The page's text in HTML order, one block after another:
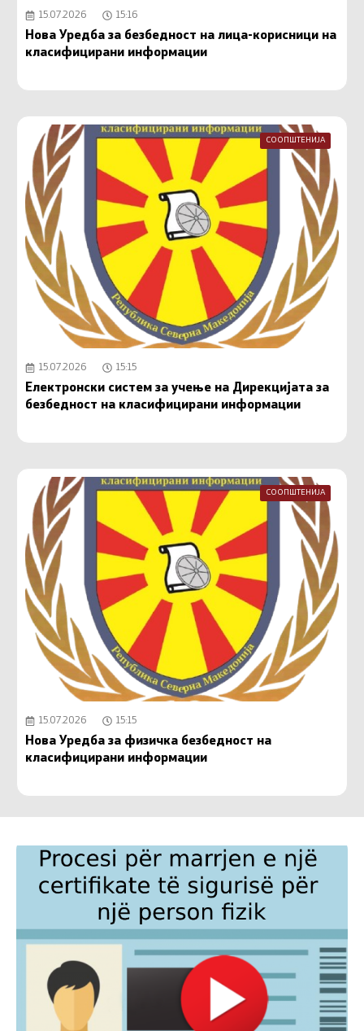
15.07.2026 15:16
Нова Уредба за безбедност на лица-корисници на
класифицирани информации
СООПШТЕНИЈА
15.07.2026 15:15
Електронски систем за учење на Дирекцијата за
безбедност на класифицирани информации
СООПШТЕНИЈА
15.07.2026 15:15
Нова Уредба за физичка безбедност на
класифицирани информации